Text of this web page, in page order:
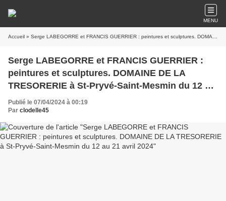
MENU
Accueil » Serge LABEGORRE et FRANCIS GUERRIER : peintures et sculptures. DOMAINE DE LA TRESORERIE à St-Pryvé-Saint-Mesmin du 12 au 21 avril 2024
Serge LABEGORRE et FRANCIS GUERRIER :
peintures et sculptures. DOMAINE DE LA
TRESORERIE à St-Pryvé-Saint-Mesmin du 12 au
21 avril 2024
Publié le 07/04/2024 à 00:19
Par clodelle45